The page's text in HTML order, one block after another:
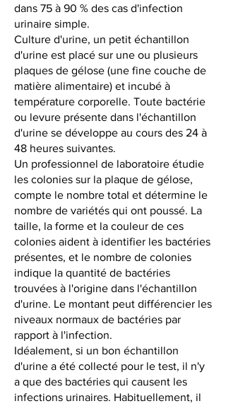
dans 75 à 90 % des cas d'infection
urinaire simple.
Culture d'urine, un petit échantillon
d'urine est placé sur une ou plusieurs
plaques de gélose (une fine couche de
matière alimentaire) et incubé à
température corporelle. Toute bactérie
ou levure présente dans l'échantillon
d'urine se développe au cours des 24 à
48 heures suivantes.
Un professionnel de laboratoire étudie
les colonies sur la plaque de gélose,
compte le nombre total et détermine le
nombre de variétés qui ont poussé. La
taille, la forme et la couleur de ces
colonies aident à identifier les bactéries
présentes, et le nombre de colonies
indique la quantité de bactéries
trouvées à l'origine dans l'échantillon
d'urine. Le montant peut différencier les
niveaux normaux de bactéries par
rapport à l'infection.
Idéalement, si un bon échantillon
d'urine a été collecté pour le test, il n'y
a que des bactéries qui causent les
infections urinaires. Habituellement, il